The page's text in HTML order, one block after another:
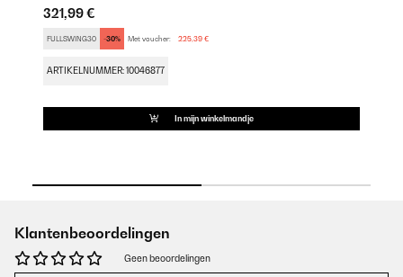
321,99 €
FULLSWING30 -30% Met voucher: 225,39 €
ARTIKELNUMMER: 10046877
In mijn winkelmandje
Klantenbeoordelingen
Geen beoordelingen